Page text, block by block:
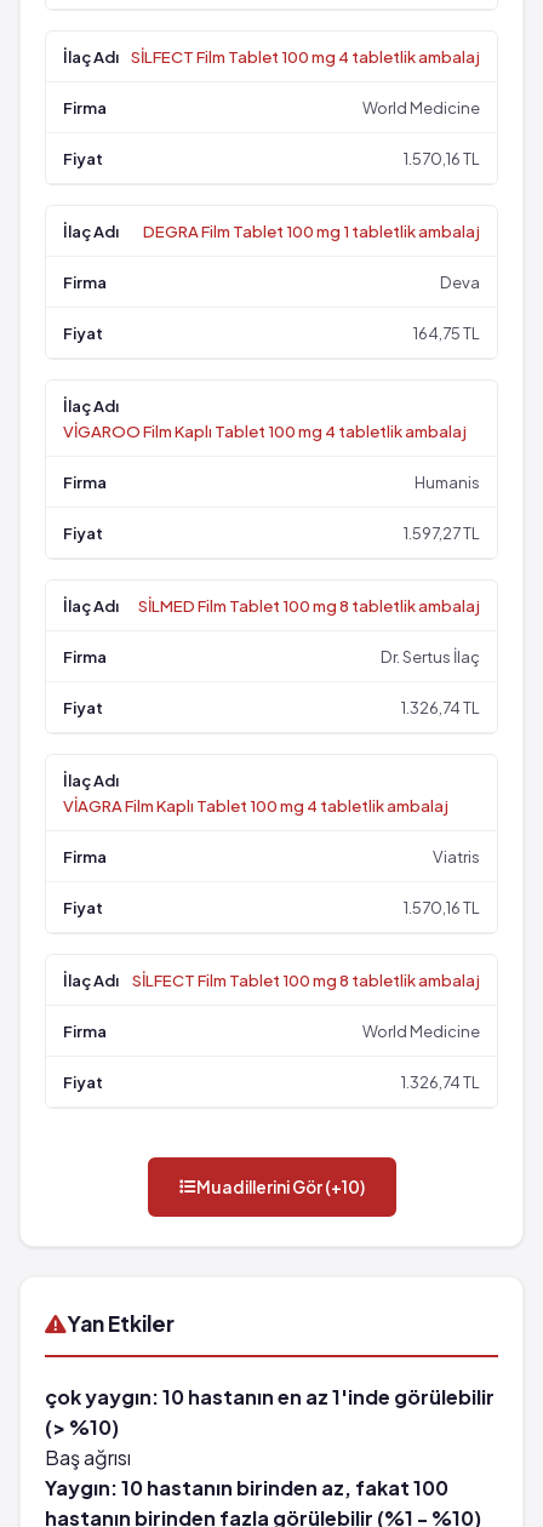
SİLFECT Film Tablet 100 mg 4 tabletlik ambalaj
World Medicine
1.570,16 TL
DEGRA Film Tablet 100 mg 1 tabletlik ambalaj
Deva
164,75 TL
VİGAROO Film Kaplı Tablet 100 mg 4 tabletlik ambalaj
Humanis
1.597,27 TL
SİLMED Film Tablet 100 mg 8 tabletlik ambalaj
Dr. Sertus İlaç
1.326,74 TL
VİAGRA Film Kaplı Tablet 100 mg 4 tabletlik ambalaj
Viatris
1.570,16 TL
SİLFECT Film Tablet 100 mg 8 tabletlik ambalaj
World Medicine
1.326,74 TL
Muadillerini Gör (+10)
Yan Etkiler
çok yaygın: 10 hastanın en az 1'inde görülebilir
(> %10)
Baş ağrısı
Yaygın: 10 hastanın birinden az, fakat 100
hastanın birinden fazla görülebilir (%1 - %10)